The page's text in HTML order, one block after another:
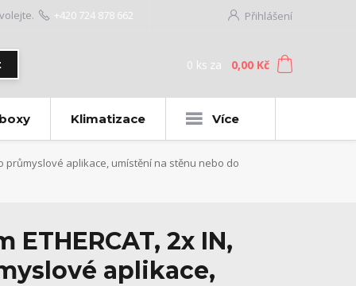
Přihlášení
+420 724 878 662
0 ks za 0,00 Kč
Klimatizace Více
průmyslové aplikace, umístění na stěnu nebo do
2x IN,
aplikace,